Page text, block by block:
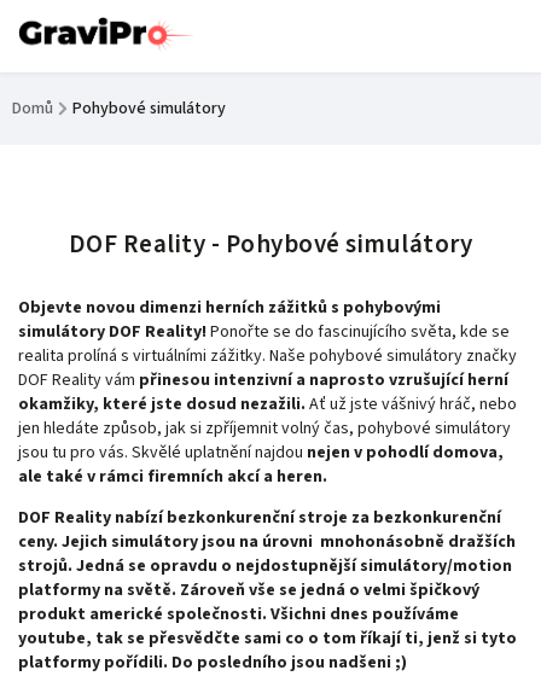
Domů / Pohybové simulátory
DOF Reality - Pohybové simulátory
Objevte novou dimenzi herních zážitků s pohybovými
simulátory DOF Reality! Ponořte se do fascinujícího světa, kde se
realita prolíná s virtuálními zážitky. Naše pohybové simulátory značky
DOF Reality vám přinesou intenzivní a naprosto vzrušující herní
okamžiky, které jste dosud nezažili. Ať už jste vášnivý hráč, nebo
jen hledáte způsob, jak si zpříjemnit volný čas, pohybové simulátory
jsou tu pro vás. Skvělé uplatnění najdou nejen v pohodlí domova,
ale také v rámci firemních akcí a heren.
DOF Reality nabízí bezkonkurenční stroje za bezkonkurenční
ceny. Jejich simulátory jsou na úrovni mnohonásobně dražších
strojů. Jedná se opravdu o nejdostupnější simulátory/motion
platformy na světě. Zároveň vše se jedná o velmi špičkový
produkt americké společnosti. Všichni dnes používáme
youtube, tak se přesvědčte sami co o tom říkají ti, jenž si tyto
platformy pořídili. Do posledního jsou nadšeni ;)